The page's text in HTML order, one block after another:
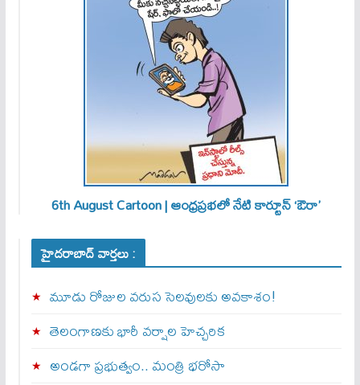
6th August Cartoon | ఆంధ్రప్రభలో నేటి కార్టూన్ ‘ఔరా’
హైదరాబాద్ వార్తలు :
మూడు రోజుల వరుస సెలవులకు అవకాశం!
తెలంగాణకు భారీ వర్షాల హెచ్చరిక
అండగా ప్రభుత్వం.. మంత్రి భరోసా